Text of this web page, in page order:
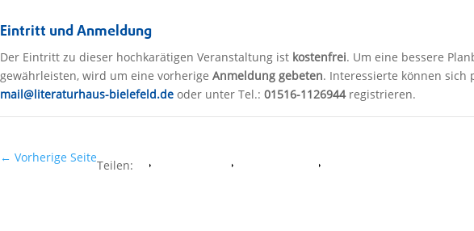
Eintritt und Anmeldung
Der Eintritt zu dieser hochkarätigen Veranstaltung ist kostenfrei. Um eine bessere
gewährleisten, wird um eine vorherige Anmeldung gebeten. Interessierte können sich
mail@literaturhaus-bielefeld.deoder unter Tel.: 01516-1126944registrieren.
← Vorherige Seite
Teilen: Facebook Whatsapp Twitter